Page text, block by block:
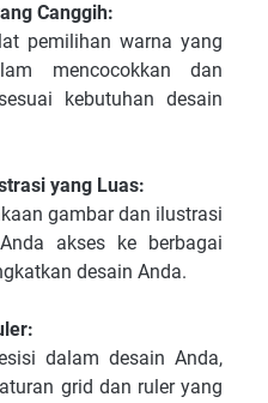
Canggih:
pemilihan warna yang
mencocokkan dan
kebutuhan desain
yang Luas:
gambar dan ilustrasi
akses ke berbagai
desain Anda.
dalam desain Anda,
grid dan ruler yang